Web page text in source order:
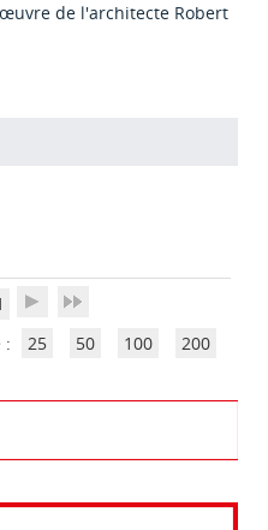
de l'architecte Robert
:
25 50 100 200